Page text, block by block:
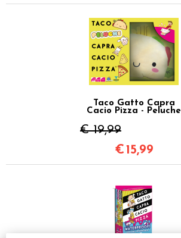
Taco Gatto Capra
Cacio Pizza - Peluche
€ 19,99
€ 15,99